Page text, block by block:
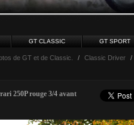
GT CLASSIC GT SPORT
de GT et de Classic. / Classic Driver /
250P rouge 3/4 avant